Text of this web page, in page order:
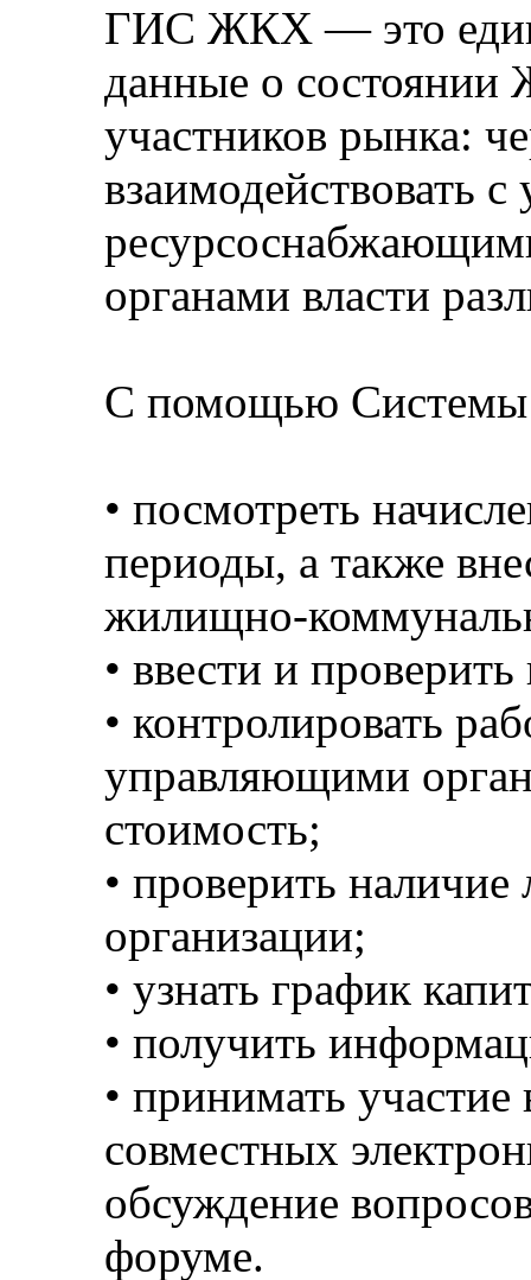
ГИС ЖКХ — это
данные о состоянии
участников рынка:
взаимодействовать
органами власти
С помощью Системы
• посмотреть
периоды, а также
жилищно-
• ввести и
• контролировать
управляющими
стоимость;
• проверить
организации;
• узнать график
• получить
• принимать
совместных
обсуждение
форуме.